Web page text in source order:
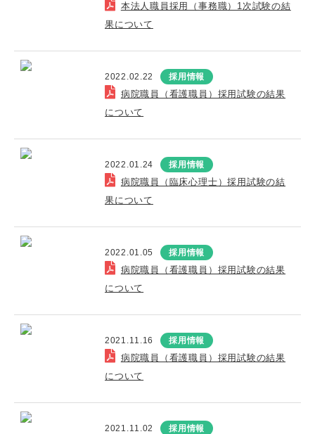
本法人職員採用（事務職）1次試験の結
果について
2022.02.22 採用情報
病院職員（看護職員）採用試験の結果
について
2022.01.24 採用情報
病院職員（臨床心理士）採用試験の結
果について
2022.01.05 採用情報
病院職員（看護職員）採用試験の結果
について
2021.11.16 採用情報
病院職員（看護職員）採用試験の結果
について
2021.11.02 採用情報